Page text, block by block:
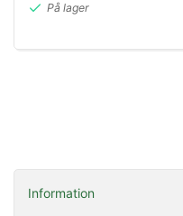
På lager
Information